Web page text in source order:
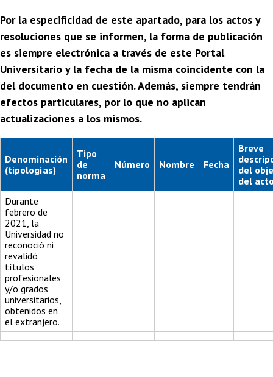
Egresadas/os
Por la especificidad de este apartado, para los actos y
resoluciones que se informen, la forma de publicación
es siempre electrónica a través de este Portal
Universitario y la fecha de la misma coincidente con la
del documento en cuestión. Además, siempre tendrán
efectos particulares, por lo que no aplican
actualizaciones a los mismos.
Denominación
(tipologías)
Tipo
de
norma
Número Nombre Fecha
Breve
del
del
Durante
febrero de
2021, la
Universidad no
reconoció ni
revalidó
títulos
profesionales
y/o grados
universitarios,
obtenidos en
el extranjero.